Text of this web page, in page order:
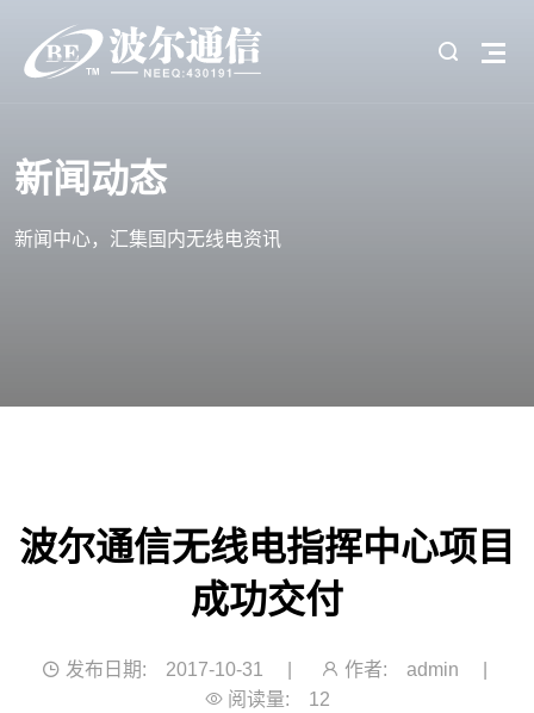
新闻动态
新闻中心，汇集国内无线电资讯
波尔通信无线电指挥中心项目
成功交付
发布日期: 2017-10-31 作者: admin
阅读量:
12